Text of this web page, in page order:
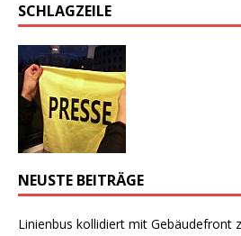
SCHLAGZEILE
NEUSTE BEITRÄGE
Linienbus kollidiert mit Gebäudefront